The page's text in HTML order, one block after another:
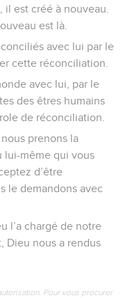
il est créé à nouveau.
est là.
avec lui par le
cette réconciliation.
avec lui, par le
des êtres humains
de réconciliation.
prenons la
lui-même qui vous
d’être
le demandons avec
l’a chargé de notre
Dieu nous a rendus
Pour vous procurer